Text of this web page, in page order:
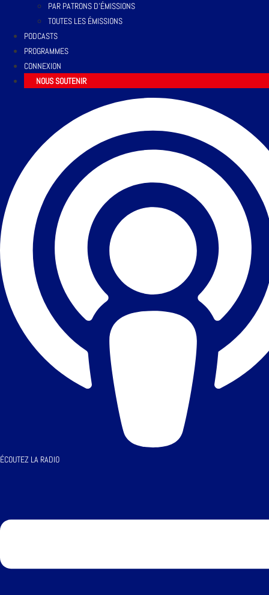
PAR PATRONS D’ÉMISSIONS
TOUTES LES ÉMISSIONS
PODCASTS
PROGRAMMES
CONNEXION
NOUS SOUTENIR
ÉCOUTEZ LA RADIO